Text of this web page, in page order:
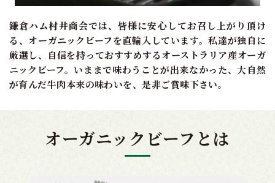
鎌倉ハム村井商会では、皆様に安心してお召し上がり頂け
る、オーガニックビーフを直輸入しています。私達が独自に
厳選し、自信を持っておすすめするオーストラリア産オーガ
ニックビーフ。いままで味わうことが出来なかった、大自然
が育んだ牛肉本来の味わいを、是非ご賞味下さい。
オーガニックビーフとは